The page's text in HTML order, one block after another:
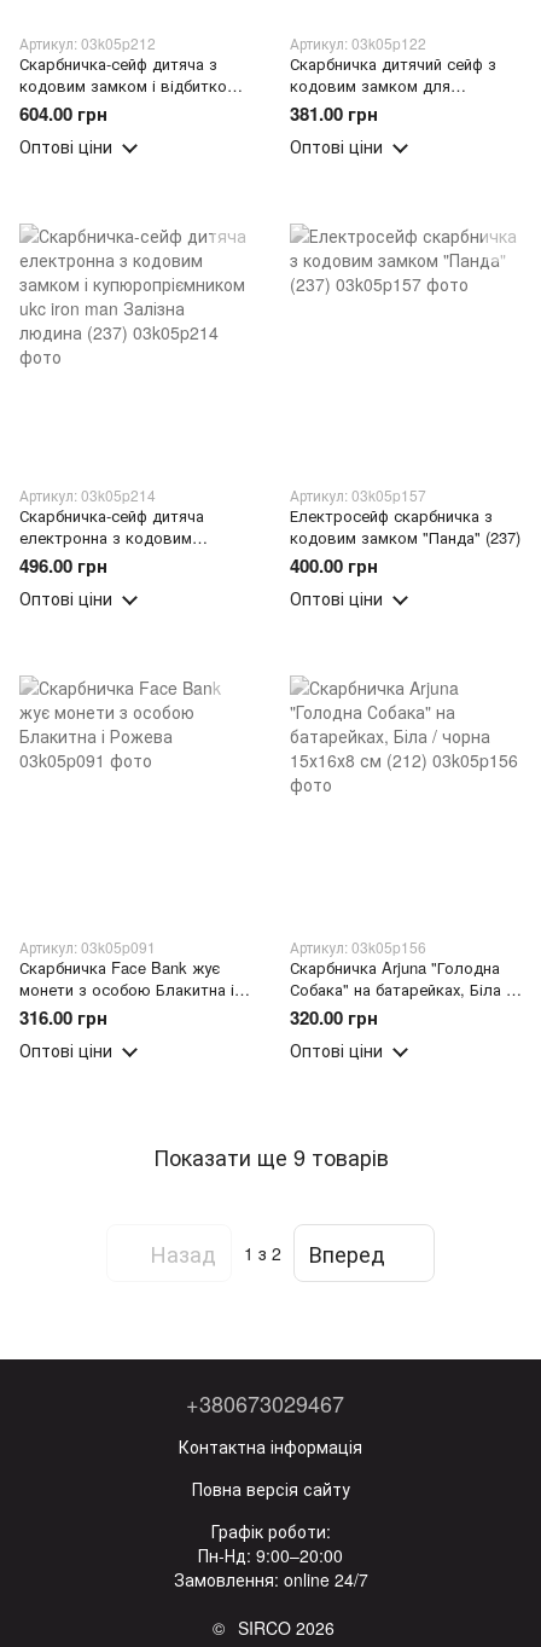
Артикул: 03k05p212
Скарбничка-сейф дитяча з
кодовим замком і відбитком
пальця UKC Будиночок
рожевий і блакитний (237)
604.00 грн
Оптові ціни
Артикул: 03k05p122
Скарбничка дитячий сейф з
кодовим замком для
паперових грошей і монет
Міньйон Minion (237)
381.00 грн
Оптові ціни
Артикул: 03k05p214
Скарбничка-сейф дитяча
електронна з кодовим
замком і купюропріємником
ukc iron man Залізна людина
(237)
496.00 грн
Оптові ціни
Артикул: 03k05p157
Електросейф скарбничка з
кодовим замком "Панда" (237)
400.00 грн
Оптові ціни
Артикул: 03k05p091
Скарбничка Face Bank жує
монети з особою Блакитна і
Рожева
316.00 грн
Оптові ціни
Артикул: 03k05p156
Скарбничка Arjuna "Голодна
Собака" на батарейках, Біла /
чорна 15х16х8 см (212)
320.00 грн
Оптові ціни
Показати ще 9 товарів
Назад 1 з 2 Вперед
+380673029467
Контактна інформація
Повна версія сайту
Графік роботи:
Пн-Нд: 9:00–20:00
Замовлення: online 24/7
© SIRCO 2026